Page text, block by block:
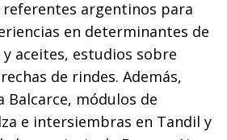
argentinos para
en determinantes de
aceites, estudios sobre
de rindes. Además,
módulos de
e intersiembras en Tandil y